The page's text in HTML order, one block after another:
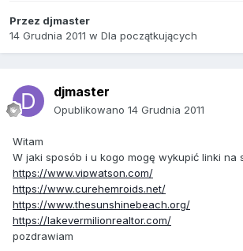
Przez djmaster
14 Grudnia 2011 w Dla początkujących
djmaster
Opublikowano 14 Grudnia 2011
Witam
W jaki sposób i u kogo mogę wykupić linki na
https://www.vipwatson.com/
https://www.curehemroids.net/
https://www.thesunshinebeach.org/
https://lakevermilionrealtor.com/
pozdrawiam